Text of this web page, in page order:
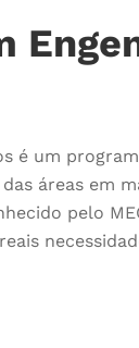
é um
áreas em
pelo